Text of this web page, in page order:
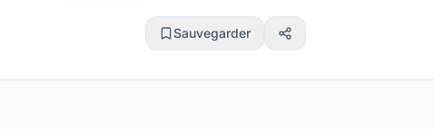
Sauvegarder